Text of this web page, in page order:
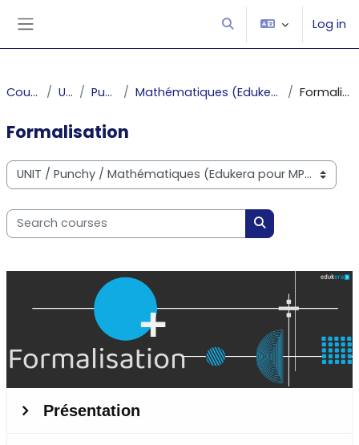
Toggle search input
Log in
Courses UNIT Punchy Mathématiques (Edukera pour MP2I) Formalisation
Formalisation
Course categories
Search courses
Search courses